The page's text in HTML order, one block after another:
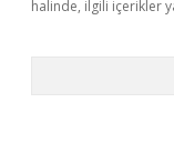
halinde, ilgili içerikler